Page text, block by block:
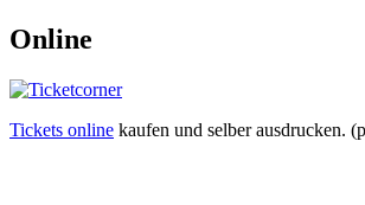
Online
Tickets online kaufen und selber ausdrucken.